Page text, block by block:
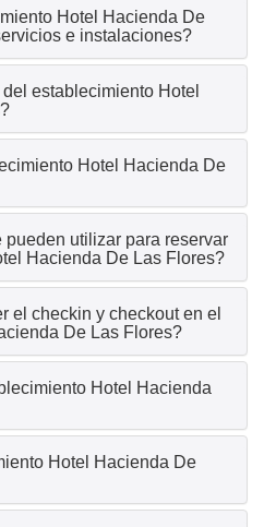
Hotel Hacienda De
e instalaciones?
establecimiento Hotel
Hotel Hacienda De
pueden utilizar para reservar
Hacienda De Las Flores?
el checkin y checkout en el
De Las Flores?
Hotel Hacienda
Hotel Hacienda De